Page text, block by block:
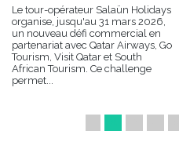
Le tour-opérateur Salaün Holidays
organise, jusqu'au 31 mars 2026,
un nouveau défi commercial en
partenariat avec Qatar Airways, Go
Tourism, Visit Qatar et South
African Tourism. Ce challenge
permet...